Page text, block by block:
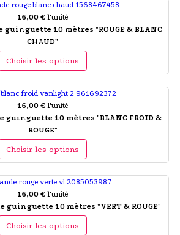
16,00 € l'unité
10 mètres "ROUGE & BLANC
CHAUD"
Choisir les options
16,00 € l'unité
10 mètres "BLANC FROID &
ROUGE"
Choisir les options
16,00 € l'unité
10 mètres "VERT & ROUGE"
Choisir les options